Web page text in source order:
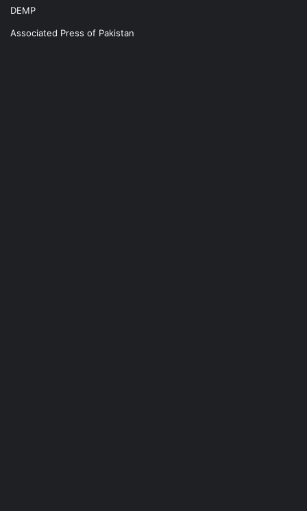
DEMP
Associated Press of Pakistan